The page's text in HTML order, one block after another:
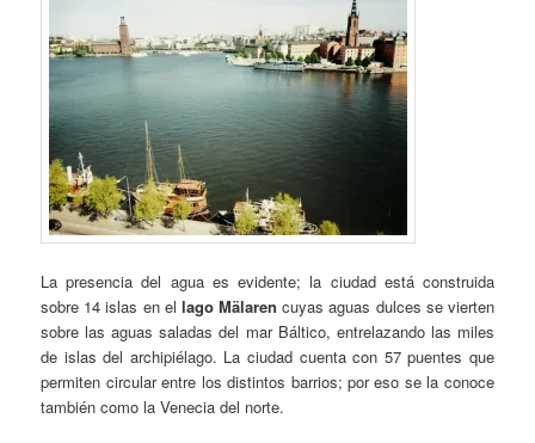
La presencia del agua es evidente; la ciudad está construida
sobre 14 islas en el lago Mälaren cuyas aguas dulces se vierten
sobre las aguas saladas del mar Báltico, entrelazando las miles
de islas del archipiélago. La ciudad cuenta con 57 puentes que
permiten circular entre los distintos barrios; por eso se la conoce
también como la Venecia del norte.